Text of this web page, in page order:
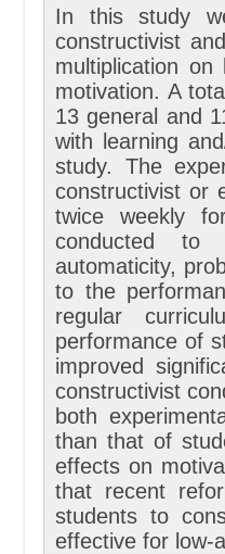
In this study
constructivist
multiplication on
motivation. A
13 general and
with learning
study. The
constructivist or
twice weekly
conducted to
automaticity,
to the
regular
performance of
improved
constructivist
both
than that of
effects on
that recent
students to
effective for low-